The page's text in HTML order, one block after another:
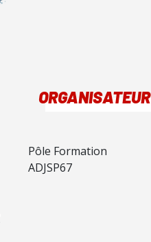
ORGANISATEUR
Pôle Formation
ADJSP67